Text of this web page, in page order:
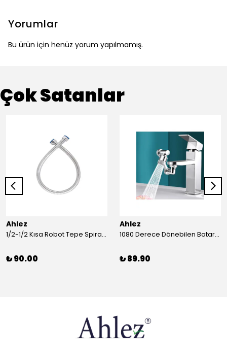
Yorumlar
Bu ürün için henüz yorum yapılmamış.
Çok Satanlar
Ahlez
1/2-1/2 Kısa Robot Tepe Spiral Duş Hortumu 60cm
₺ 90.00
Ahlez
1080 Derece Dönebilen Batarya Musluk Başlığı Krom Batarya 2 Fonksiyonlu Musluk Başlığı
₺ 89.90